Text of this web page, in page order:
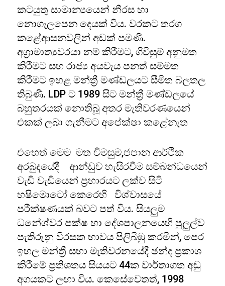
කටයුතු සාමාන්‍යයෙන් නීරස හා
නොගැලපෙන දෙයක් විය. වරකට තරග
කළේආසනවලින් අඩක් පමණි.
අග්‍රාමාත්‍යවරයා නම් කිරීමට, ගිවිසුම් අනුමත
කිරීමට සහ රාජ්‍ය අයවැය පනත් සම්මත
කිරීමට ඉහළ මන්ත්‍රී මණ්ඩලයට සීමිත බලතල
තිබුණි. LDP ට 1989 සිට මන්ත්‍රී මණ්ඩලයේ
බහුතරයක් නොතිබූ අතර මැතිවරණයෙන්
එකක් ලබා ගැනීමට අපේක්ෂා කළේනැත
එහෙත් මෙම මත විමසුම,ජපාන ආර්ථික
අරබුදයේදී ආන්ඩුව හැසිරවීම සම්බන්ධයෙන්
වැඩි වැඩියෙන් ප්‍රහාරයට ලක්ව සිටි
හෂිමොටෝ කෙරෙහි විශ්වාසයේ
පරීක්ෂණයක් බවට පත් විය. සියලුම
ධනේශ්වර පක්ෂ හා දේශපාලනයෙහි පුලුල්ව
පැතිරුනු විරසක භාවය පිලිබිඹු කරමින්, පෙර
ඉහල මන්ත්‍රී සභා මැතිවරනයේදී ඡන්ද ප්‍රකාශ
කිරීමේ ප්‍රතිශතය සියයට 44ක වාර්තාගත අඩු
අගයකට ලඟා විය. කෙසේවෙතත්, 1998